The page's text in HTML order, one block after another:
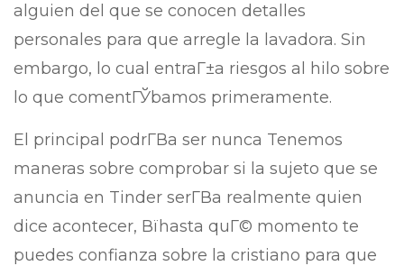
alguien del que se conocen detalles
personales para que arregle la lavadora. Sin
embargo, lo cual entraГ±a riesgos al hilo sobre
lo que comentГЎbamos primeramente.
El principal podrГ­В­a ser nunca Tenemos
maneras sobre comprobar si la sujeto que se
anuncia en Tinder serГ­В­a realmente quien
dice acontecer, Вїhasta quГ© momento te
puedes confianza sobre la cristiano para que